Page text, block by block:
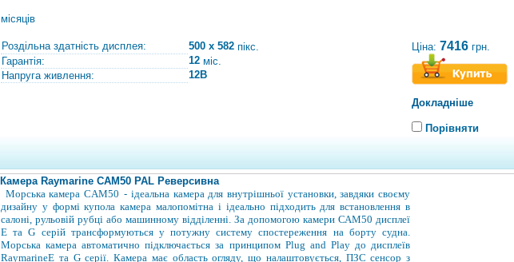
місяців
Роздільна здатність дисплея: 500 x 582 пікс.
Гарантія:
12 міс.
Напруга живлення:
12В
Ціна: 7416 грн.
Докладніше
Порівняти
Камера Raymarine САМ50 PAL Реверсивна
Морська камера CAM50 -ідеальна камера для внутрішньої установки, завдяки своєму
дизайну у формі купола камера малопомітна і ідеально підходить для встановлення в
салоні, рульовій рубці або машинному відділенні. За допомогою камери САМ50 дисплеї
E та G серій трансформуються у потужну систему спостереження на борту судна.
Морська камера автоматично підключаєтьсяза принципом Plug and Play до дисплеїв
RaymarineЕ та G серії. Камера має область огляду, що налаштовується, ПЗС сенсор з